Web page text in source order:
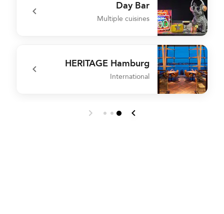
Day Bar
Multiple cuisines
undefined Day Bar
HERITAGE Hamburg
International
undefined HERITAGE Hamburg